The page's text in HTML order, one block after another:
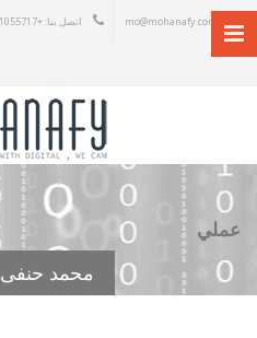
mo@mohanafy.com اتصل بنا: +201211055717
عملي
محمد حنفى